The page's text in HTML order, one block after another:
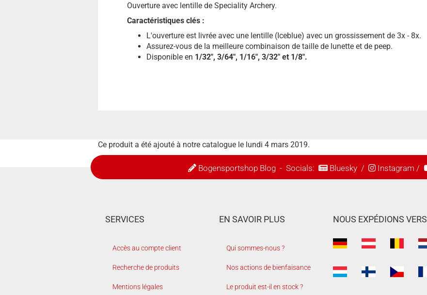
Ouverture avec lentille de Speciality Archery.
Caractéristiques clés :
L'ouverture est livrée avec une lentille (Iceblue) avec un grossissement de 3x - 8x.
Assurez-vous de la meilleure combinaison de taille de lunette et de peep.
Disponible en 1/32″, 3/64″, 1/16″, 3/32″ et 1/8″.
Ce produit a été ajouté à notre catalogue le lundi 4 mars 2019.
Bogensportshop Blog- Socials: Bluesky/ Instagram /
SERVICES
Accès au compte client
Recherche de produits
Mentions légales
EN SAVOIR PLUS
Qui sommes-nous ?
Nos actions de bienfaisance
Le produit est-il en stock ?
NOUS EXPÉDIONS VERS